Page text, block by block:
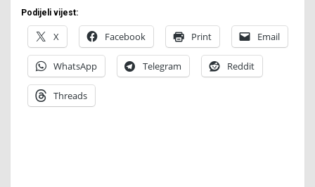
Podijeli vijest:
X Facebook Print Email
WhatsApp Telegram Reddit
Threads